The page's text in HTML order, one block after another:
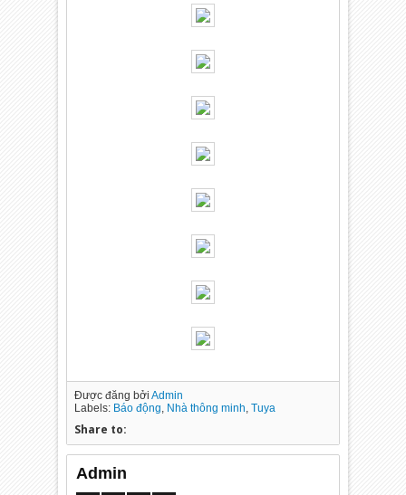
Được đăng bởiAdmin
Labels: Báo động, Nhà thông minh,Tuya
Share to:
Admin